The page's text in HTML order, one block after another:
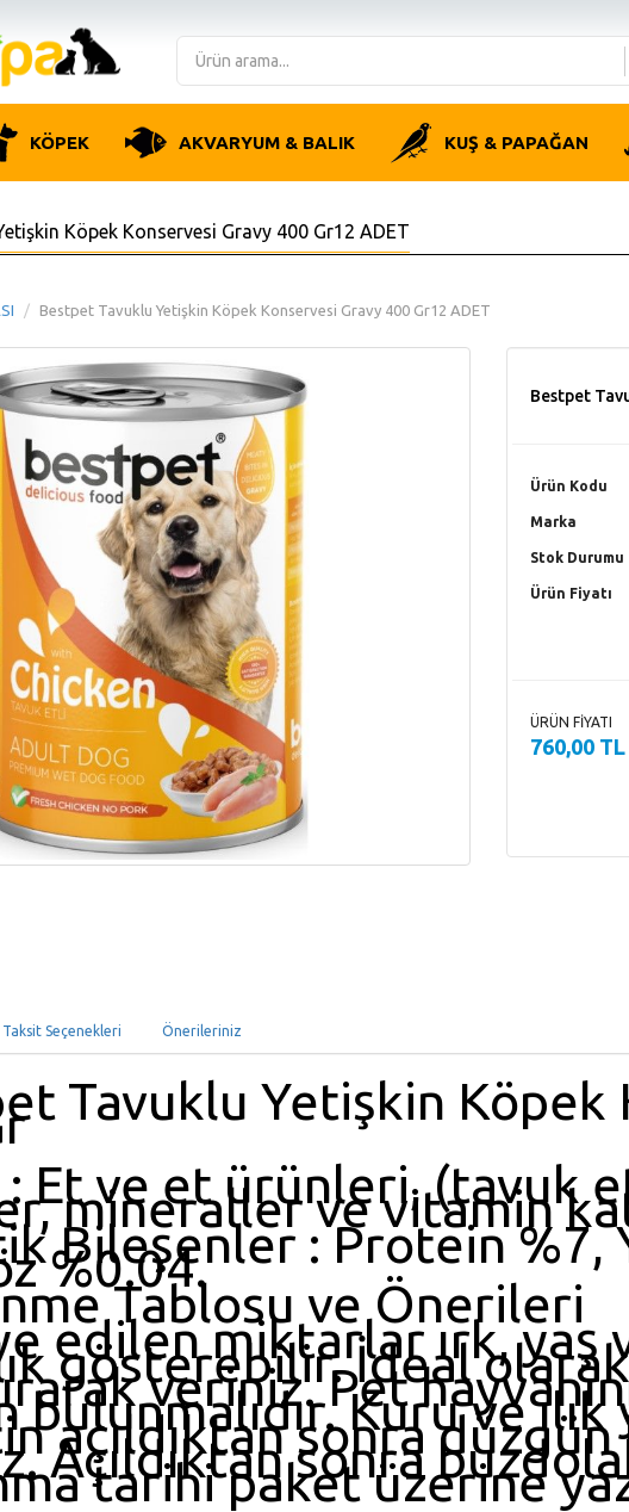
KÖPEK AKVARYUM & BALIK KUŞ & PAPAĞAN
Köpek Konservesi Gravy 400 Gr12 ADET
Bestpet Tavuklu Yetişkin Köpek Konservesi Gravy 400 Gr12 ADET
Bestpet
Ürün Kodu
Marka
Stok Durumu
Ürün Fiyatı
ÜRÜN FİYATI
760,00 TL
Taksit Seçenekleri Önerileriniz
Tavuklu Yetişkin Köpek
Et ve et ürünleri, (tavuk
mineraller ve vitamin
Bileşenler : Protein %7,
%0.04.
Tablosu ve Önerileri
edilen miktarlar ırk, yaş
gösterebilir. İdeal
veriniz. Pet
bulunmalıdır. Kuru ve ılık
açıldıktan sonra düzgün
Açıldıktan sonra
tarihi paket üzerine